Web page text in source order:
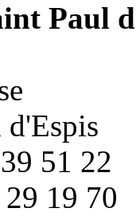
Paul
d'Espis
51 22
19 70